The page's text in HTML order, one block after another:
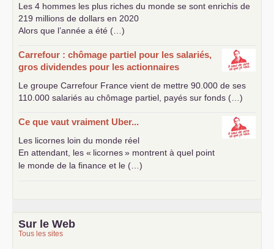
Les 4 hommes les plus riches du monde se sont enrichis de
219 millions de dollars en 2020
Alors que l’année a été (…)
Carrefour : chômage partiel pour les salariés,
gros dividendes pour les actionnaires
Le groupe Carrefour France vient de mettre 90.000 de ses
110.000 salariés au chômage partiel, payés sur fonds (…)
Ce que vaut vraiment Uber...
Les licornes loin du monde réel
En attendant, les « licornes» montrent à quel point
le monde de la finance et le (…)
Sur le Web
Tous les sites